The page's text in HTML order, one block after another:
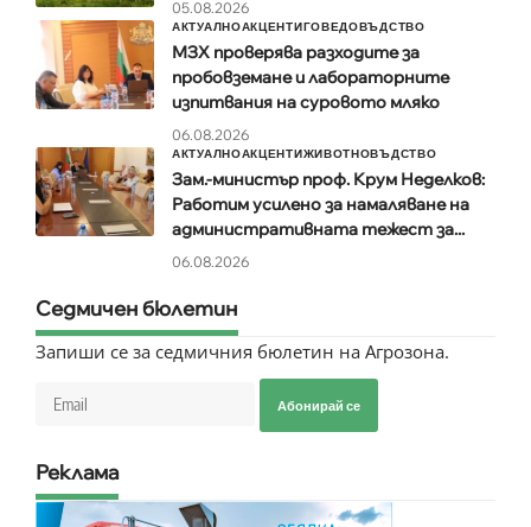
05.08.2026
АКТУАЛНОАКЦЕНТИГОВЕДОВЪДСТВО
МЗХ проверява разходите за
пробовземане и лабораторните
изпитвания на суровото мляко
06.08.2026
АКТУАЛНОАКЦЕНТИЖИВОТНОВЪДСТВО
Зам.-министър проф. Крум Неделков:
Работим усилено за намаляване на
административната тежест за...
06.08.2026
Седмичен бюлетин
Запиши се за седмичния бюлетин на Агрозона.
Абонирай се
Реклама